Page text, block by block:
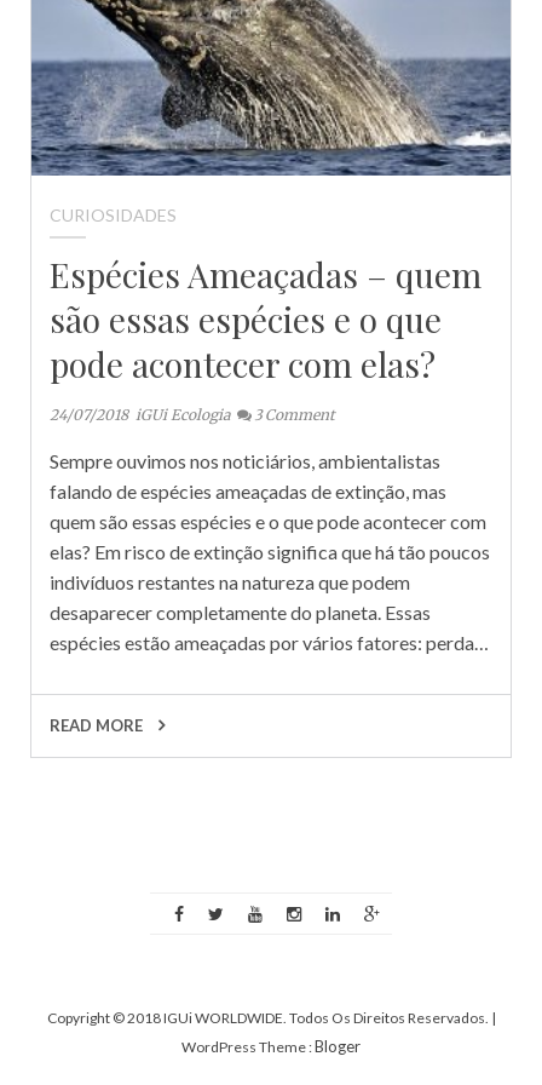
CURIOSIDADES
Espécies Ameaçadas – quem
são essas espécies e o que
pode acontecer com elas?
24/07/2018 iGUi Ecologia 3 Comment
Sempre ouvimos nos noticiários, ambientalistas
falando de espécies ameaçadas de extinção, mas
quem são essas espécies e o que pode acontecer com
elas? Em risco de extinção significa que há tão poucos
indivíduos restantes na natureza que podem
desaparecer completamente do planeta. Essas
espécies estão ameaçadas por vários fatores: perda…
READ MORE
Copyright © 2018 IGUi WORLDWIDE. Todos Os Direitos Reservados. |
WordPress Theme :Bloger